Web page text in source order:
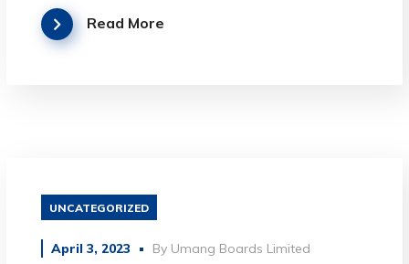
Read More
UNCATEGORIZED
April 3, 2023 By Umang Boards Limited